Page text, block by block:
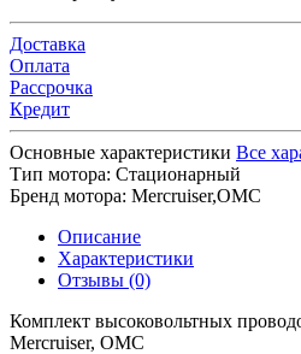
Доставка
Оплата
Рассрочка
Кредит
Основные характеристики Все
Тип мотора: Стационарный
Бренд мотора: Mercruiser,OMC
Описание
Характеристики
Отзывы (0)
Комплект высоковольтных
Mercruiser, OMC